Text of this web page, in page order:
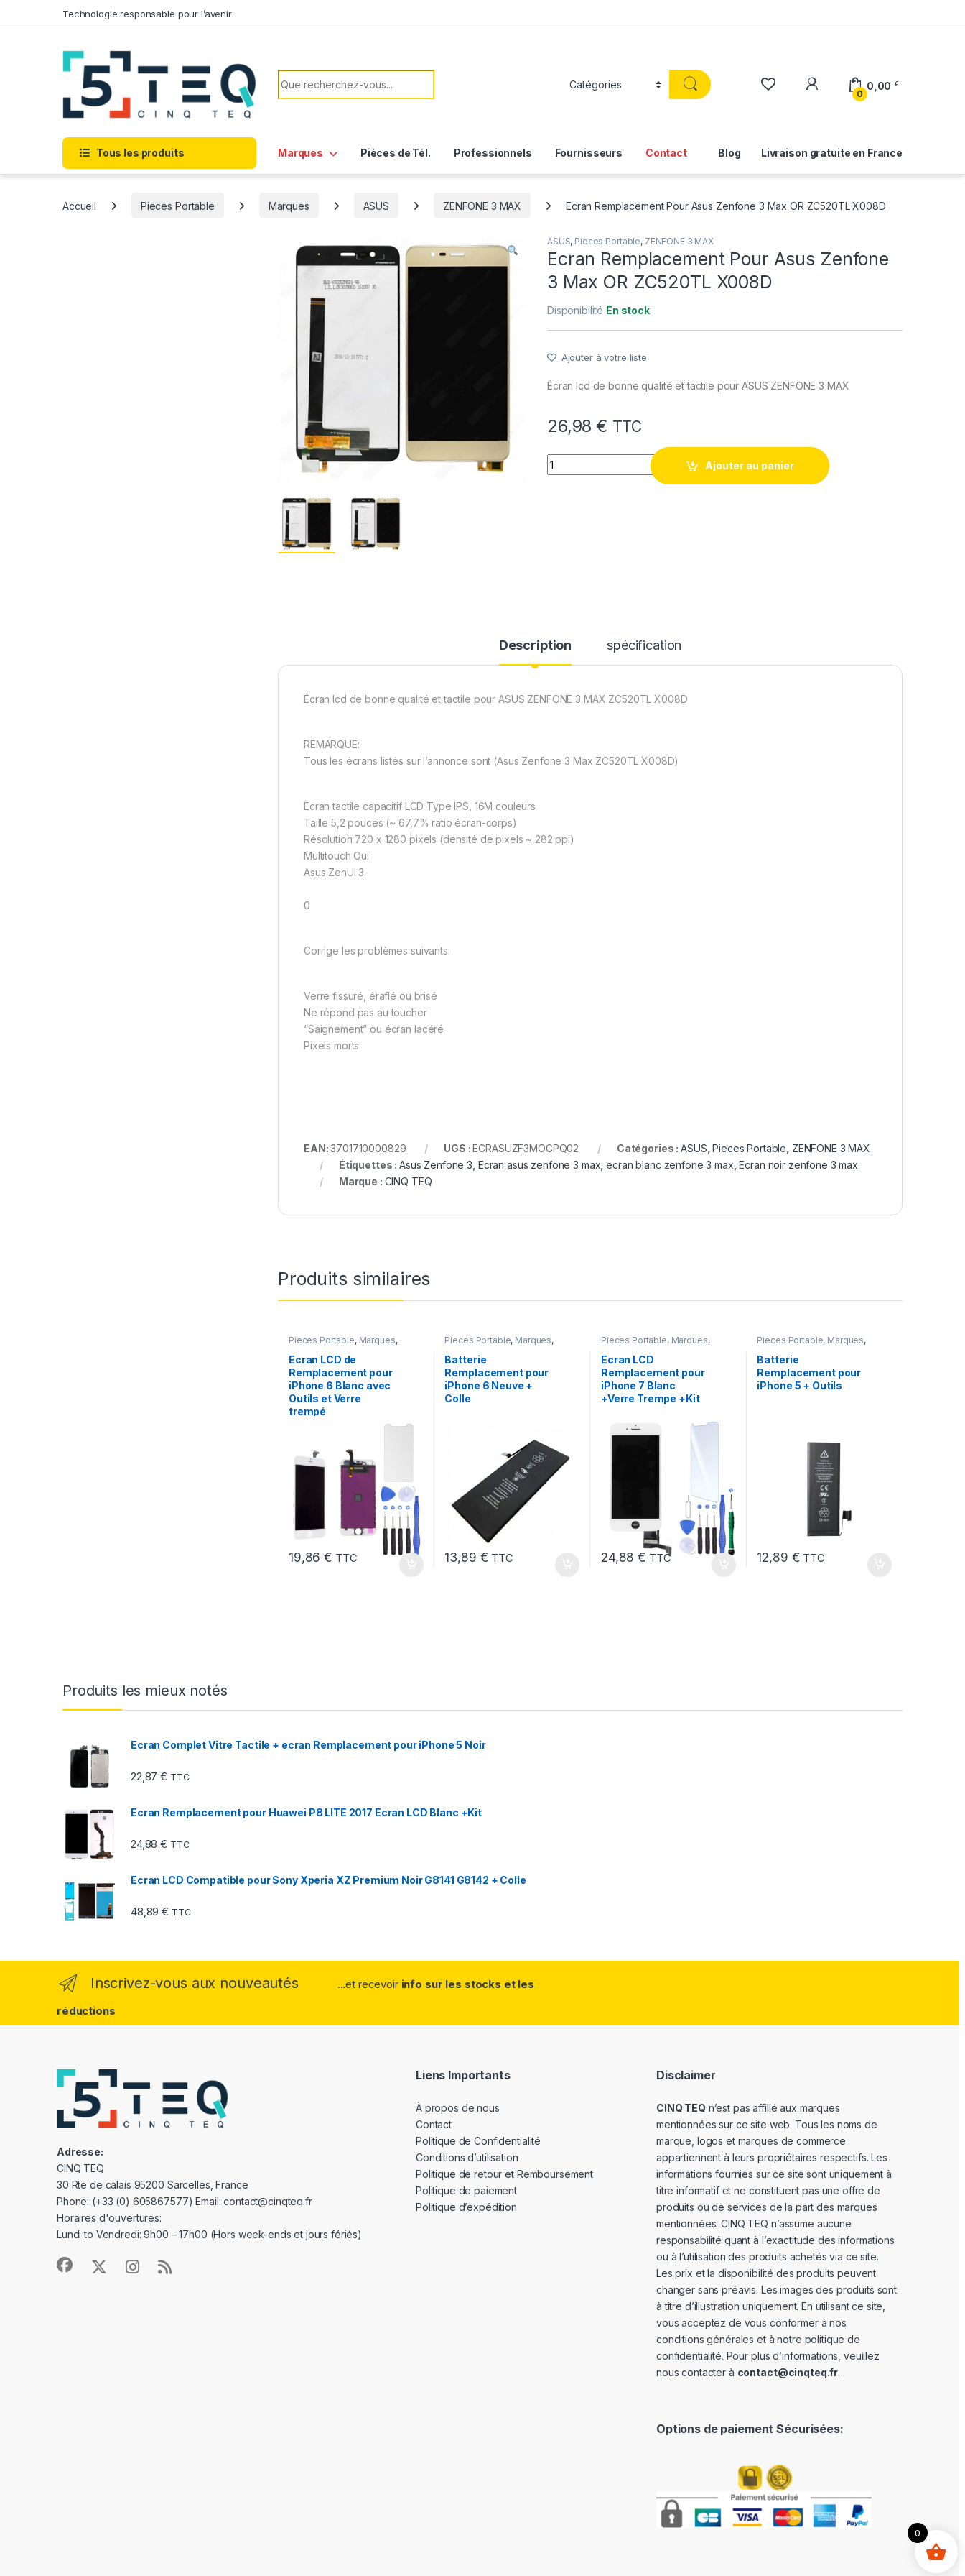
Technologie responsable pour l’avenir
Rechercher:
0
0,00 €
Tous les produits Marques Pièces de Tél. Professionnels Fournisseurs Contact Livraison gratuite en France
Blog
Accueil Pieces Portable Marques ASUS ZENFONE 3 MAX Ecran Remplacement Pour Asus Zenfone 3 Max OR ZC520TL X008D
ASUS, Pieces Portable, ZENFONE 3 MAX
Ecran Remplacement Pour Asus Zenfone
3 Max OR ZC520TL X008D
Disponibilité En stock
Ajouter à votre liste
Écran lcd de bonne qualité et tactile pour ASUS ZENFONE 3 MAX
26,98 € TTC
quantité de Ecran Remplacement Pour Asus Zenfone 3 Max OR ZC520TL X008D
Ajouter au panier
Description spécification
Écran lcd de bonne qualité et tactile pour ASUS ZENFONE 3 MAX ZC520TL X008D
REMARQUE:
Tous les écrans listés sur l’annonce sont (Asus Zenfone 3 Max ZC520TL X008D)
Écran tactile capacitif LCD Type IPS, 16M couleurs
Taille 5,2 pouces (~ 67,7% ratio écran-corps)
Résolution 720 x 1280 pixels (densité de pixels ~ 282 ppi)
Multitouch Oui
Asus ZenUI 3.
0
Corrige les problèmes suivants:
Verre fissuré, éraflé ou brisé
Ne répond pas au toucher
“Saignement” ou écran lacéré
Pixels morts
EAN:3701710000829 UGS :ECRASUZF3MOCPQ02 Catégories :ASUS ,Pieces Portable ZENFONE 3 MAX
Étiquettes :Asus Zenfone 3 Ecran asus zenfone 3 max ,ecran blanc zenfone 3 max ,Ecran noir zenfone 3 max
Marque : CINQ TEQ
Produits similaires
Pieces Portable, Marques,
Ecran LCD de
Remplacement pour
iPhone 6 Blanc avec
Outils et Verre
trempé
19,86€ TTC
Pieces Portable, Marques,
,
Batteries et
chargeurs
Batterie
Remplacement pour
iPhone 6 Neuve +
Colle
13,89 € TTC
Pieces Portable, Marques,
Ecran LCD
Remplacement pour
iPhone 7 Blanc
+Verre Trempe +Kit
24,88€ TTC
Pieces Portable, Marques,
,
Batteries et
chargeurs
Batterie
Remplacement pour
iPhone 5 + Outils
12,89 € TTC
Produits les mieux notés
Ecran Complet Vitre Tactile + ecran Remplacement pour iPhone 5 Noir
22,87€ TTC
Ecran Remplacement pour Huawei P8 LITE 2017 Ecran LCD Blanc +Kit
24,88€ TTC
Ecran LCD Compatible pour Sony Xperia XZ Premium Noir G8141 G8142 + Colle
48,89€ TTC
Inscrivez-vous aux nouveautés ...et recevoir info sur les stocks et les
réductions
Adresse:
CINQ TEQ
30 Rte de calais 95200 Sarcelles, France
Phone: (+33 (0) 605867577) Email: contact@cinqteq.fr
Horaires d'ouvertures:
Lundi to Vendredi: 9h00 – 17h00 (Hors week-ends et jours fériés)
Liens Importants
À propos de nous
Contact
Politique de Confidentialité
Conditions d’utilisation
Politique de retour et Remboursement
Politique de paiement
Politique d’expédition
Disclaimer
CINQ TEQ n’est pas affilié aux marques
mentionnées sur ce site web. Tous les noms de
marque, logos et marques de commerce
appartiennent à leurs propriétaires respectifs. Les
informations fournies sur ce site sont uniquement à
titre informatif et ne constituent pas une offre de
produits ou de services de la part des marques
mentionnées. CINQ TEQ n’assume aucune
responsabilité quant à l’exactitude des informations
ou à l’utilisation des produits achetés via ce site.
Les prix et la disponibilité des produits peuvent
changer sans préavis. Les images des produits sont
à titre d’illustration uniquement. En utilisant ce site,
vous acceptez de vous conformer à nos
conditions générales et à notre politique de
confidentialité. Pour plus d’informations, veuillez
nous contacter à contact@cinqteq.fr.
Options de paiement Sécurisées:
0